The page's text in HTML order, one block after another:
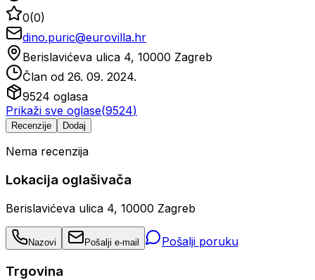
0(0)
dino.puric@eurovilla.hr
Berislavićeva ulica 4, 10000 Zagreb
Član od 26. 09. 2024.
9524 oglasa
Prikaži sve oglase(9524)
Recenzije Dodaj
Nema recenzija
Lokacija oglašivača
Berislavićeva ulica 4, 10000 Zagreb
Nazovi Pošalji e-mail Pošalji poruku
Trgovina